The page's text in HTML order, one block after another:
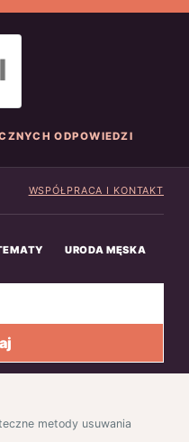
ODPOWIEDZI
WSPÓŁPRACA I KONTAKT
URODA MĘSKA
metody usuwania